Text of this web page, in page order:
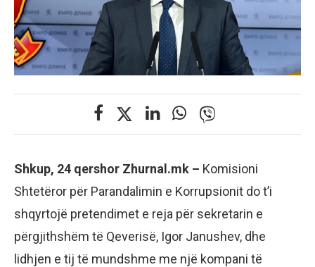
Shkup, 24 qershor Zhurnal.mk – Komisioni
Shtetëror për Parandalimin e Korrupsionit do t’i
shqyrtojë pretendimet e reja për sekretarin e
përgjithshëm të Qeverisë, Igor Janushev, dhe
lidhjen e tij të mundshme me një kompani të